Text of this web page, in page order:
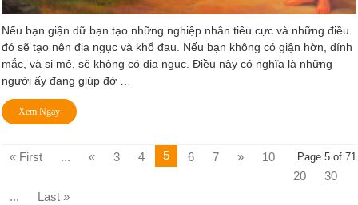
Nếu bạn giận dữ bạn tạo những nghiệp nhân tiêu cực và những điều
đó sẽ tạo nên địa ngục và khổ đau. Nếu bạn không có giận hờn, dính
mắc, và si mê, sẽ không có địa ngục. Điều này có nghĩa là những
người ấy đang giúp đở …
Xem Ngay
Page 5 of 71
« First ... « 3 4 5 6 7 »
10
20
30
...
Last »